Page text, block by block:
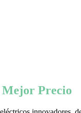
Mejor Precio